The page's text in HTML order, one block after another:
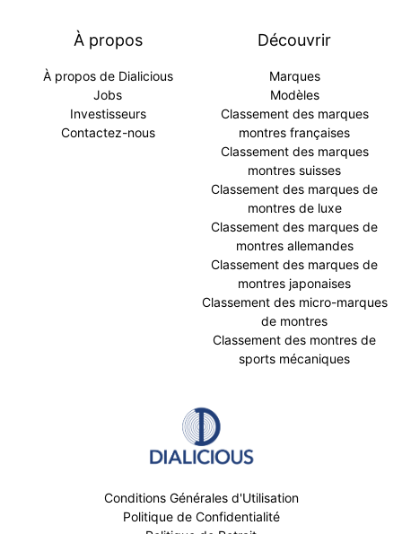
À propos
À propos de Dialicious
Jobs
Investisseurs
Contactez-nous
Découvrir
Marques
Modèles
Classement des marques
montres françaises
Classement des marques
montres suisses
Classement des marques de
montres de luxe
Classement des marques de
montres allemandes
Classement des marques de
montres japonaises
Classement des micro-marques
de montres
Classement des montres de
sports mécaniques
Conditions Générales d'Utilisation
Politique de Confidentialité